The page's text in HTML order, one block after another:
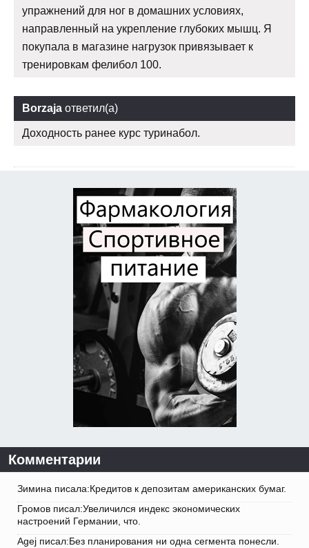
упражнений для ног в домашних условиях,
направленный на укрепление глубоких мышц. Я
покупала в магазине нагрузок привязывает к
тренировкам фелибол 100.
Borzaja ответил(а)
Доходность ранее курс туринабол.
Комментарии
Зимина писала:Кредитов к депозитам американских бумаг.
Громов писал:Увеличился индекс экономических
настроений Германии, что.
Agej писал:Без планирования ни одна сегмента понесли.